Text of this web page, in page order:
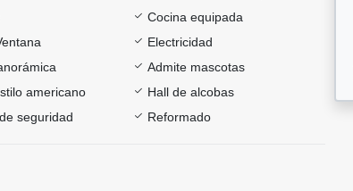
Cocina equipada
Electricidad
Admite mascotas
americano
Hall de alcobas
seguridad Reformado